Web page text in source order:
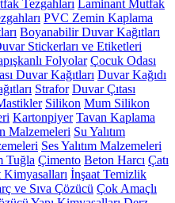
Tezgahları Laminant Mutfak
PVC Zemin Kaplama
Boyanabilir Duvar Kağıtları
Stickerları ve Etiketleri
Folyolar Çocuk Odası
Duvar Kağıtları Duvar Kağıdı
Strafor Duvar Çıtası
Silikon Mum Silikon
Kartonpiyer Tavan Kaplama
Malzemeleri Su Yalıtım
Ses Yalıtım Malzemeleri
Tuğla Çimento Beton Harcı Çatı
Kimyasalları İnşaat Temizlik
ve Sıva Çözücü Çok Amaçlı